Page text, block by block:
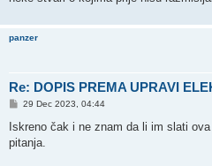
panzer
Re: DOPIS PREMA UPRAVI
P
s
29 Dec 2023, 04:44
Iskreno čak i ne znam da li im slati
pitanja.